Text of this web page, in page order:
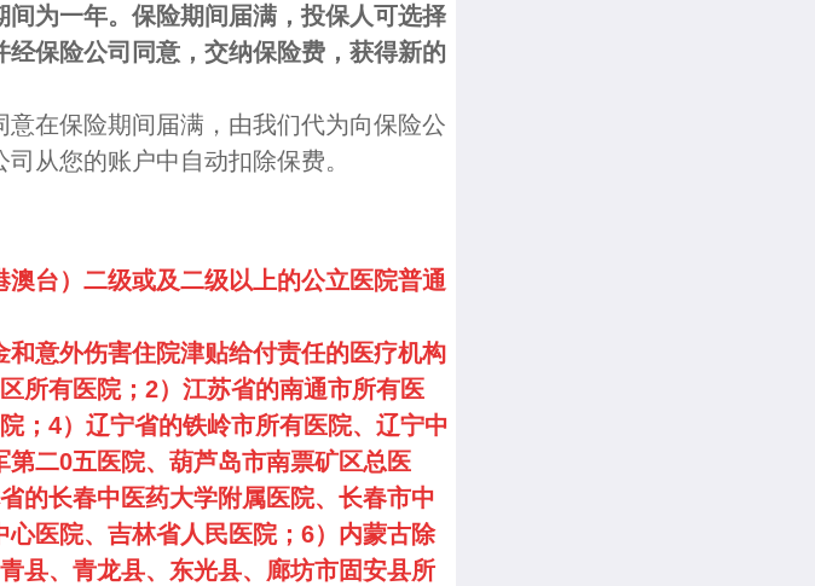
为一年。保险期间届满，投保人可选择
保险公司同意，交纳保险费，获得新的
在保险期间届满，由我们代为向保险公
从您的账户中自动扣除保费。
台）二级或及二级以上的公立医院普通
意外伤害住院津贴给付责任的医疗机构
所有医院；2）江苏省的南通市所有医
；4）辽宁省的铁岭市所有医院、辽宁中
二0五医院、葫芦岛市南票矿区总医
的长春中医药大学附属医院、长春市中
医院、吉林省人民医院；6）内蒙古除
县、青龙县、东光县、廊坊市固安县所